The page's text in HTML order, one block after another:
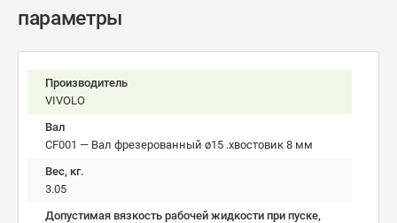
параметры
Производитель
VIVOLO
Вал
CF001 — Вал фрезерованный ø15 .хвостовик 8 мм
Вес, кг.
3.05
Допустимая вязкость рабочей жидкости при пуске,